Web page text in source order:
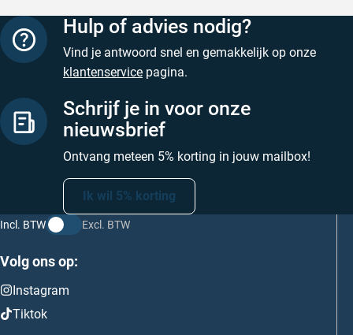
Hulp of advies nodig?
Vind je antwoord snel en gemakkelijk op onze
klantenservice pagina.
Schrijf je in voor onze
nieuwsbrief
Ontvang meteen 5% korting in jouw mailbox!
Ik wil 5% korting
Incl. BTW Excl. BTW
Volg ons op:
Instagram
Tiktok